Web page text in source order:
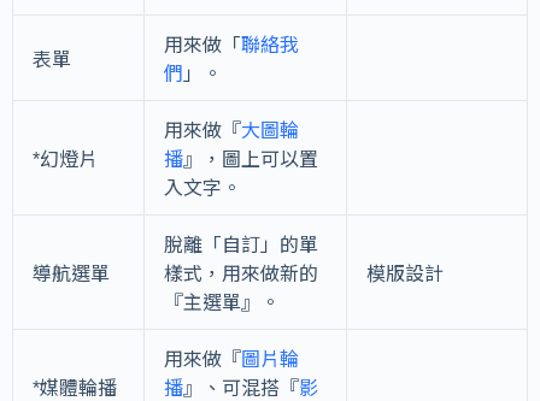
表單
用來做「 聯絡我
們 」。
*幻燈片
用來做『大圖輪
播』，圖上可以置
入文字。
導航選單
脫離「自訂」的單
樣式，用來做新的
『主選單』。
模版設計
*媒體輪播
用來做『圖片輪
播』、可混搭『影